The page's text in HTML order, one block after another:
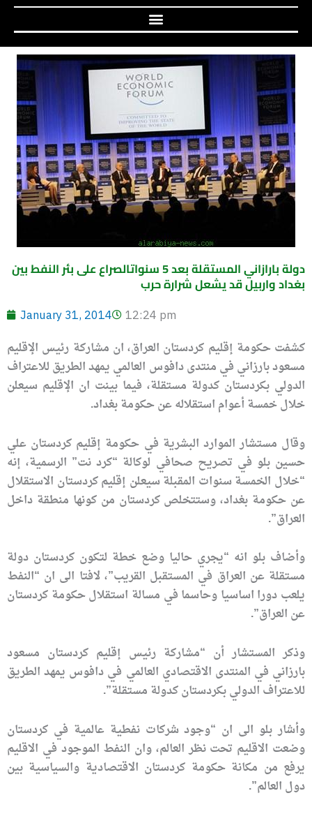
دولة بارازاني المستقلة بعد 5 سنواتالصراع على بئر النفط بين
بغداد واربيل قد يشعل شرارة حرب
January 31, 2014 12:24 pm
كشفت حكومة إقليم كردستان العراق، ان مشاركة رئيس الإقليم
مسعود بارزاني في منتدى دافوس العالمي يمهد الطريق للاعتراف
الدولي بكردستان كدولة مستقلة، فيما بينت ان الإقليم سيعلن
خلال خمسة أعوام استقلاله عن حكومة بغداد.
وقال مستشار الموارد البشرية في حكومة إقليم كردستان علي
حسين بلو في تصريح صحافي لوكالة “كرد نت” الرسمية، إنه
“خلال الخمسة سنوات المقبلة سيعلن إقليم كردستان الاستقلال
عن حكومة بغداد، وستتخلص كردستان من كونها منطقة داخل
العراق”.
وأضاف بلو انه “يجري حاليا وضع خطة لتكون كردستان دولة
مستقلة عن العراق في المستقبل القريب”، لافتا الى ان “النفط
يلعب دورا اساسيا وحاسما في مسالة استقلال حكومة كردستان
عن العراق”.
وذكر المستشار أن “مشاركة رئيس إقليم كردستان مسعود
بارزاني في المنتدى الاقتصادي العالمي في دافوس يمهد الطريق
للاعتراف الدولي بكردستان كدولة مستقلة”.
وأشار بلو الى ان “وجود شركات نفطية عالمية في كردستان
وضعت الاقليم تحت نظر العالم، وان النفط الموجود في الاقليم
يرفع من مكانة حكومة كردستان الاقتصادية والسياسية بين
دول العالم”.